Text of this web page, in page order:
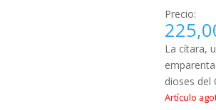
Precio:
La cítara,
dioses del
Artículo